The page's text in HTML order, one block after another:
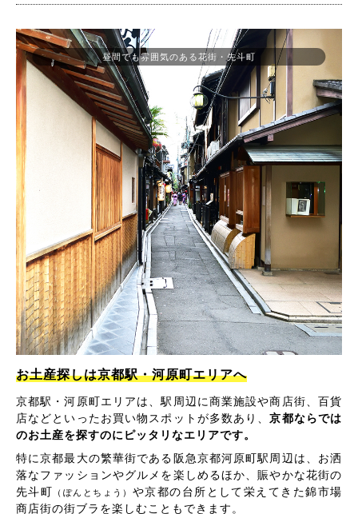
昼間でも雰囲気のある花街・先斗町
お土産探しは京都駅・河原町エリアへ
京都駅・河原町エリアは、駅周辺に商業施設や商店街、百貨
店などといったお買い物スポットが多数あり、京都ならでは
のお土産を探すのにピッタリなエリアです。
特に京都最大の繁華街である阪急京都河原町駅周辺は、お洒
落なファッションやグルメを楽しめるほか、賑やかな花街の
先斗町
（ぽんとちょう） や京都の台所として栄えてきた錦市場
商店街の街ブラを楽しむこともできます。